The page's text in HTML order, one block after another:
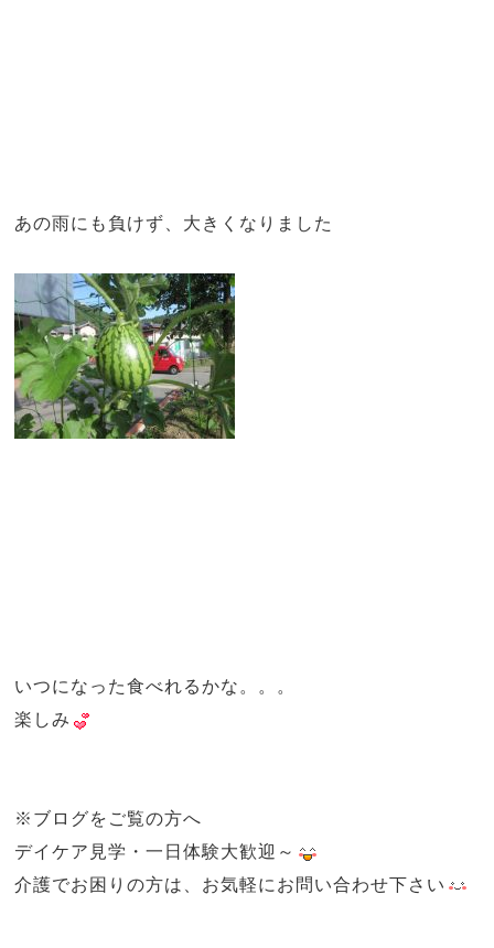
あの雨にも負けず、大きくなりました
いつになった食べれるかな。。。
楽しみ
※ブログをご覧の方へ
デイケア見学・一日体験大歓迎～
介護でお困りの方は、お気軽にお問い合わせ下さい